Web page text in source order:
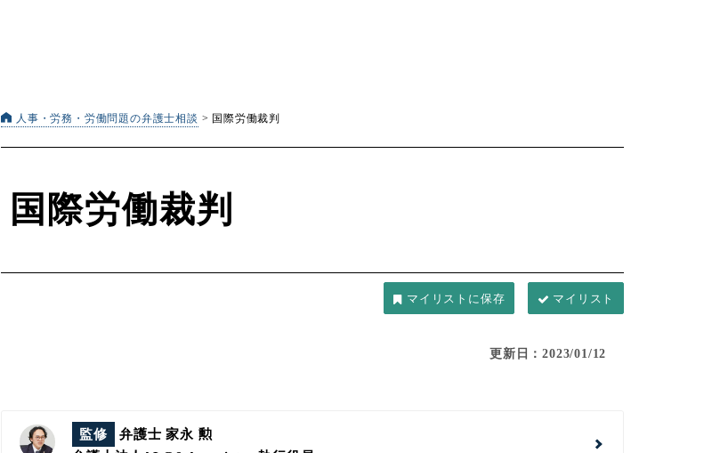
人事・労務・労働問題の弁護士相談 > 国際労働裁判
国際労働裁判
マイリスト
更新日：2023/01/12
監修
弁護士 家永 勲